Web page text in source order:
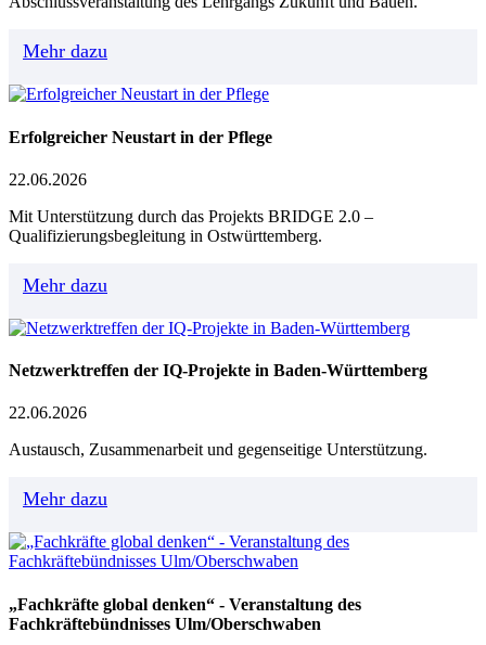
Mehr dazu
Erfolgreicher Neustart in der Pflege
22.06.2026
Mit Unterstützung durch das Projekts BRIDGE 2.0 –
Qualifizierungsbegleitung in Ostwürttemberg.
Mehr dazu
Netzwerktreffen der IQ-Projekte in Baden-Württemberg
22.06.2026
Austausch, Zusammenarbeit und gegenseitige Unterstützung.
Mehr dazu
„Fachkräfte global denken“ - Veranstaltung des
Fachkräftebündnisses Ulm/Oberschwaben